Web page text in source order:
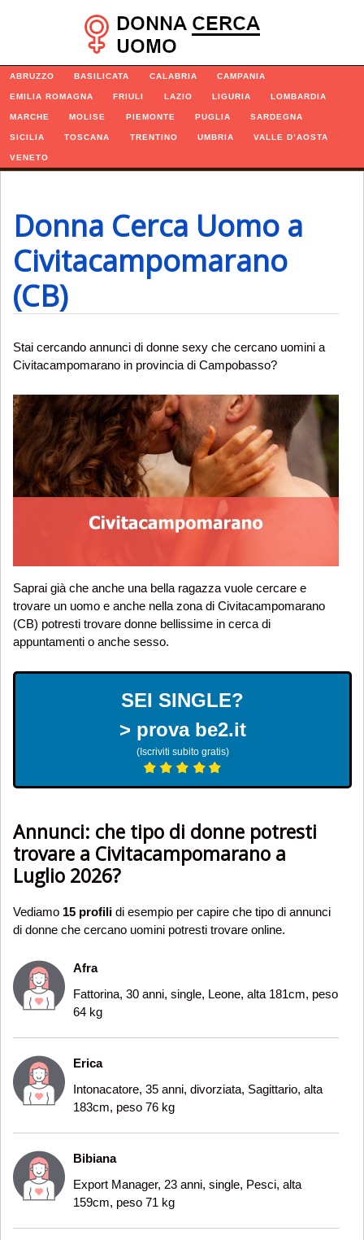
Navigazione
ABRUZZO BASILICATA CALABRIA CAMPANIA
EMILIA ROMAGNA FRIULI LAZIO LIGURIA LOMBARDIA
MARCHE MOLISE PIEMONTE PUGLIA SARDEGNA
SICILIA TOSCANA TRENTINO UMBRIA VALLE D’AOSTA
VENETO
Donna Cerca Uomo a
Civitacampomarano
(CB)
Stai cercando annunci di donne sexy che cercano uomini a
Civitacampomarano in provincia di Campobasso?
Saprai già che anche una bella ragazza vuole cercare e
trovare un uomo e anche nella zona di Civitacampomarano
(CB) potresti trovare donne bellissime in cerca di
appuntamenti o anche sesso.
SEI SINGLE?
> prova be2.it
(Iscriviti subito gratis)
Annunci: che tipo di donne potresti
trovare a Civitacampomarano a
Luglio 2026?
Vediamo 15 profili di esempio per capire che tipo di annunci
di donne che cercano uomini potresti trovare online.
Afra
Fattorina, 30 anni, single, Leone, alta 181cm, peso
64 kg
Erica
Intonacatore, 35 anni, divorziata, Sagittario, alta
183cm, peso 76 kg
Bibiana
Export Manager, 23 anni, single, Pesci, alta
159cm, peso 71 kg